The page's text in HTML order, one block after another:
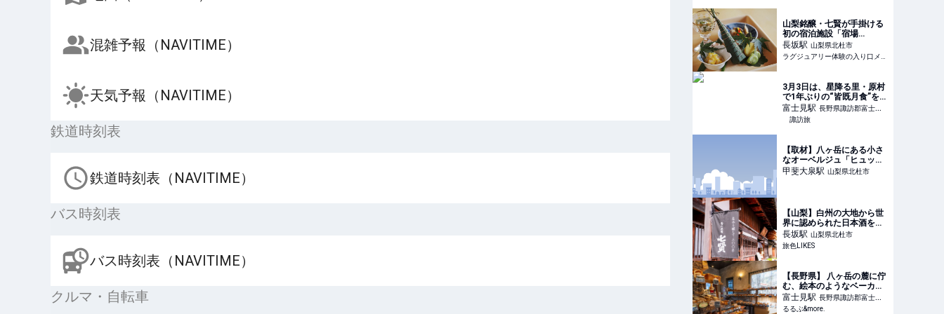
混雑予報（NAVITIME）
天気予報（NAVITIME）
鉄道時刻表
鉄道時刻表（NAVITIME）
バス時刻表
バス時刻表（NAVITIME）
クルマ・自転車
山梨銘醸・七賢が手掛ける
初の宿泊施設「宿場
esoto」が開業！五感を満
たす美食や体験、アメニテ
ィまで
長坂駅 山梨県北杜市
ラグジュアリー体験の入り口メディア
3月3日は、星降る里・原村
で1年ぶりの“皆既月食”を眺
めよう！ 八ヶ岳自然文化
園にて「星空観察会」開催
富士見駅 長野県諏訪郡富士見
諏訪旅
【取材】八ヶ岳にある小さ
なオーベルジュ「ヒュッ
テ・エミール」で、美食や
甲斐大泉駅 山梨県北杜市
【山梨】白州の大地から世
界に認められた日本酒を生
み出す七賢酒蔵｜旅色
LIKES
長坂駅 山梨県北杜市
旅色LIKES
【長野県】 八ヶ岳の麓に佇
む、絵本のようなベーカリ
ー。薪窯食パンをはじめ、
種類豊富なパンに心躍る｜
富士見駅 長野県諏訪郡富士見
町
るるぶ&more.